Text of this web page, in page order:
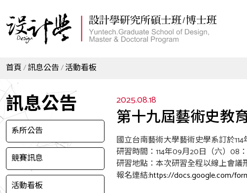
首頁 訊息公告 活動看板
訊息公告
系所公告
競賽訊息
活動看板
2025.08.18
第十九屆藝術史教
國立台南藝術大學藝術史學系訂於
研習時間：114年09月20日（六）08
研習地點：本次研習全程以線上會議
報名連結:https://docs.google.com/